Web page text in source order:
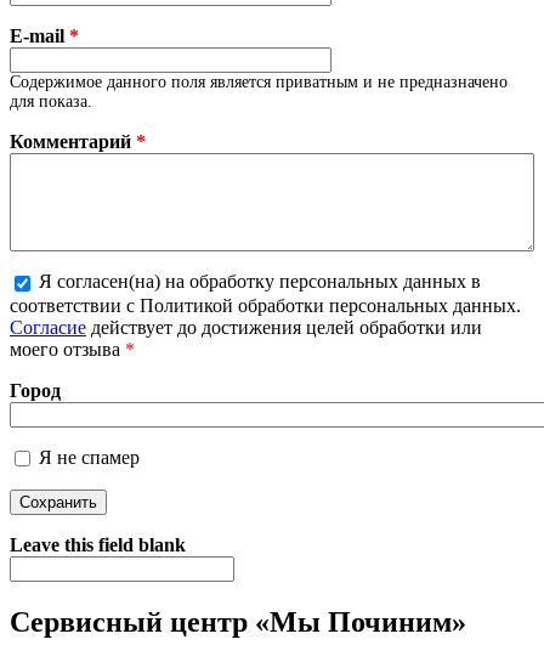
E-mail *
Содержимое данного поля является приватным и не предназначено
для показа.
Комментарий *
Более подробная информация о текстовых форматах
Я согласен(на) на обработку персональных данных в
соответствии с Политикой обработки персональных данных.
Согласие действует до достижения целей обработки или
моего отзыва *
Город
Я не спамер
Я спамер
Leave this field blank
Сервисный центр «Мы Починим»